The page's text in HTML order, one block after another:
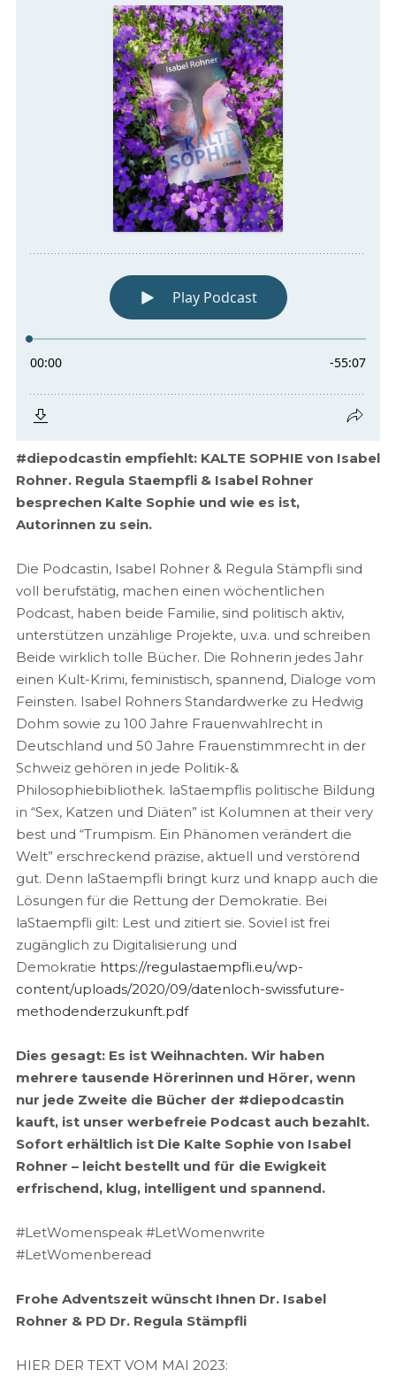
#diepodcastin empfiehlt: KALTE SOPHIE von Isabel
Rohner. Regula Staempfli & Isabel Rohner
besprechen Kalte Sophie und wie es ist,
Autorinnen zu sein.
Die Podcastin, Isabel Rohner & Regula Stämpfli sind
voll berufstätig, machen einen wöchentlichen
Podcast, haben beide Familie, sind politisch aktiv,
unterstützen unzählige Projekte, u.v.a. und schreiben
Beide wirklich tolle Bücher. Die Rohnerin jedes Jahr
einen Kult-Krimi, feministisch, spannend, Dialoge vom
Feinsten. Isabel Rohners Standardwerke zu Hedwig
Dohm sowie zu 100 Jahre Frauenwahlrecht in
Deutschland und 50 Jahre Frauenstimmrecht in der
Schweiz gehören in jede Politik-&
Philosophiebibliothek. laStaempflis politische Bildung
in “Sex, Katzen und Diäten” ist Kolumnen at their very
best und “Trumpism. Ein Phänomen verändert die
Welt” erschreckend präzise, aktuell und verstörend
gut. Denn laStaempfli bringt kurz und knapp auch die
Lösungen für die Rettung der Demokratie. Bei
laStaempfli gilt: Lest und zitiert sie. Soviel ist frei
zugänglich zu Digitalisierung und
Demokratie https://regulastaempfli.eu/wp-
content/uploads/2020/09/datenloch-swissfuture-
methodenderzukunft.pdf
Dies gesagt: Es ist Weihnachten. Wir haben
mehrere tausende Hörerinnen und Hörer, wenn
nur jede Zweite die Bücher der #diepodcastin
kauft, ist unser werbefreie Podcast auch bezahlt.
Sofort erhältlich ist Die Kalte Sophie von Isabel
Rohner – leicht bestellt und für die Ewigkeit
erfrischend, klug, intelligent und spannend.
#LetWomenspeak #LetWomenwrite
#LetWomenberead
Frohe Adventszeit wünscht Ihnen Dr. Isabel
Rohner & PD Dr. Regula Stämpfli
HIER DER TEXT VOM MAI 2023: